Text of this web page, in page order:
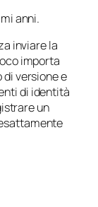
anni.
inviare la
importa
di versione e
di identità
un